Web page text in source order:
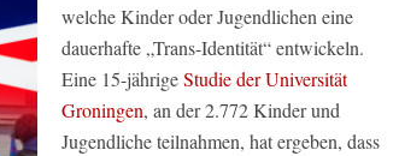
welche Kinder oder Jugendlichen eine
dauerhafte „Trans-Identität“ entwickeln.
Eine 15-jährigeStudie der Universität
Groningen, an der 2.772 Kinder und
Jugendliche teilnahmen, hat ergeben, dass